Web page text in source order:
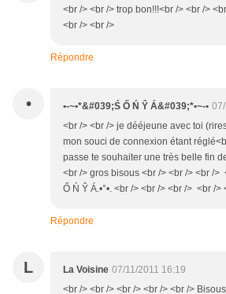
<br /> <br /> trop bon!!!<br /> <br />
<br /> <br />
Répondre
• •-~•*&#039;Ś Ő Ń Ŷ Á&#039;*•~-•
<br /> <br /> je dééjeune avec toi
mon souci de connexion étant
passe te souhaiter une très belle fin
<br /> gros bisous <br /> <br /> <br />
Ő Ń Ŷ Á.•°•. <br /> <br /> <br /> <br />
Répondre
L La Voisine 07/11/2011 16:19
<br /> <br /> <br /> <br /> <br />